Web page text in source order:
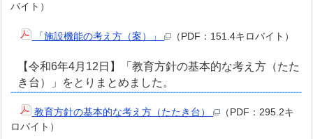
バイト）
「施設機能の考え方（案）」 （PDF：151.4キロバイト）
【令和6年4月12日】「教育方針の基本的な考え方（たた
き台）」をとりまとめました。
教育方針の基本的な考え方（たたき台）
（PDF：295.2キ
ロバイト）